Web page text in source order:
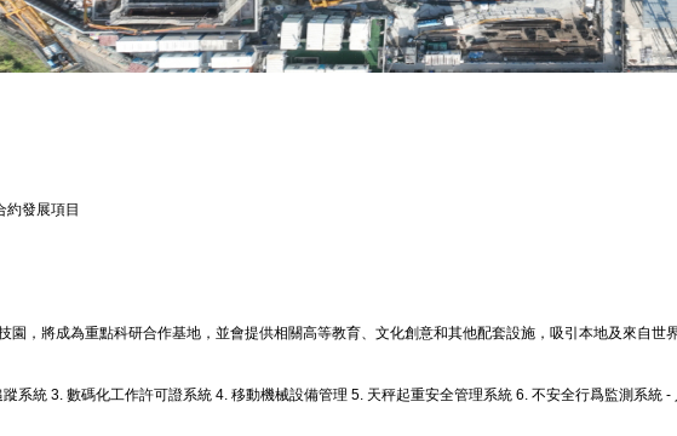
約發展項目
園，將成為重點科研合作基地，並會提供相關高等教育、文化創意和其他配套設施，吸引本地及來自
系統 3. 數碼化工作許可證系統 4. 移動機械設備管理 5. 天秤起重安全管理系統 6. 不安全行爲監測系統